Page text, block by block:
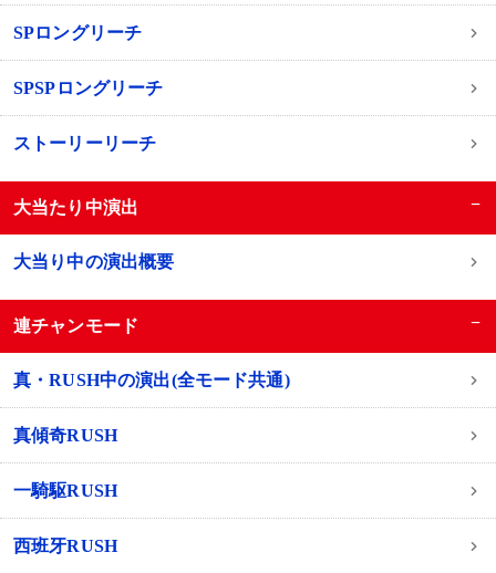
SPロングリーチ
SPSPロングリーチ
ストーリーリーチ
大当たり中演出 −
大当り中の演出概要
連チャンモード −
真・RUSH中の演出(全モード共通)
真傾奇RUSH
一騎駆RUSH
西班牙RUSH